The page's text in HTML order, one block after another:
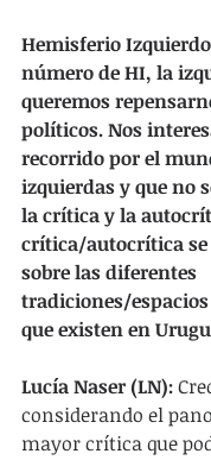
Hemisferio
número de HI, la
queremos
políticos. Nos
recorrido por el
izquierdas y que no
la crítica y la
crítica/autocrítica se
sobre las diferentes
tradiciones/
que existen en
Lucía Naser (LN):
considerando el
mayor crítica que